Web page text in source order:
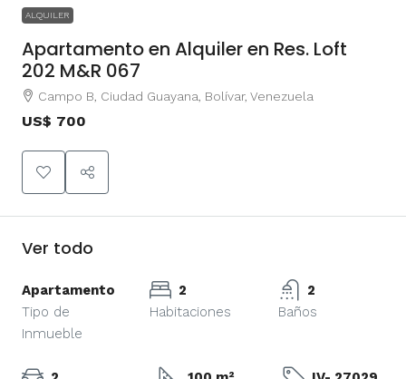
ALQUILER
Apartamento en Alquiler en Res. Loft
202 M&R 067
Campo B, Ciudad Guayana, Bolívar, Venezuela
US$ 700
Ver todo
Apartamento
Tipo de
Inmueble
2
Habitaciones
2
Baños